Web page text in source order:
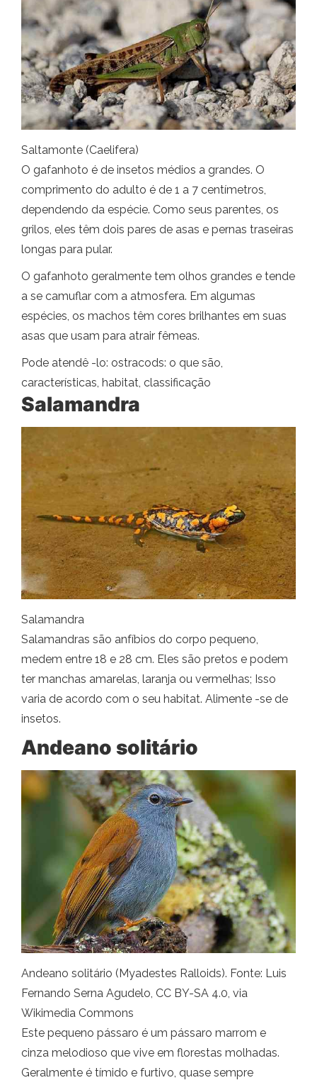
Saltamonte (Caelifera)
O gafanhoto é de insetos médios a grandes. O
comprimento do adulto é de 1 a 7 centímetros,
dependendo da espécie. Como seus parentes, os
grilos, eles têm dois pares de asas e pernas traseiras
longas para pular.
O gafanhoto geralmente tem olhos grandes e tende
a se camuflar com a atmosfera. Em algumas
espécies, os machos têm cores brilhantes em suas
asas que usam para atrair fêmeas.
Pode atendê -lo: ostracods: o que são,
características, habitat, classificação
Salamandra
Salamandra
Salamandras são anfíbios do corpo pequeno,
medem entre 18 e 28 cm. Eles são pretos e podem
ter manchas amarelas, laranja ou vermelhas; Isso
varia de acordo com o seu habitat. Alimente -se de
insetos.
Andeano solitário
Andeano solitário (Myadestes Ralloids). Fonte: Luis
Fernando Serna Agudelo, CC BY-SA 4.0, via
Wikimedia Commons
Este pequeno pássaro é um pássaro marrom e
cinza melodioso que vive em florestas molhadas.
Geralmente é tímido e furtivo, quase sempre